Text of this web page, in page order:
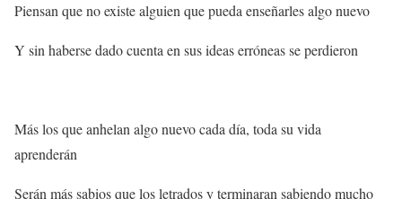
Piensan que no existe alguien que pueda enseñarles algo nuevo
Y sin haberse dado cuenta en sus ideas erróneas se perdieron
Más los que anhelan algo nuevo cada día, toda su vida
aprenderán
Serán más sabios que los letrados y terminaran sabiendo mucho